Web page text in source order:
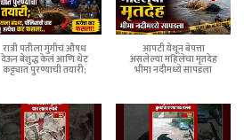
रात्री पतीला गुंगीचं औषध
देऊन बेशुद्ध केलं आणि थेट
कट्ट्यात पुरण्याची तयारी;
आपटी येथून बेपत्ता
असलेल्या महिलेचा मृतदेह
भीमा नदीमध्ये सापडला